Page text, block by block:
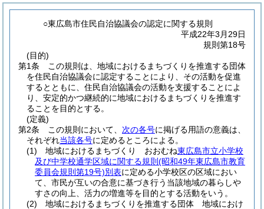
○東広島市住民自治協議会の認定に関する規則
平成22年3月29日
規則第18号
(目的)
第1条
この規則は、地域におけるまちづくりを推進する団体
を住民自治協議会に認定することにより、その活動を促進
するとともに、住民自治協議会の活動を支援することによ
り、安定的かつ継続的に地域におけるまちづくりを推進す
ることを目的とする。
(定義)
第2条
この規則において、 次の各号に掲げる用語の意義は、
それぞれ当該各号に定めるところによる。
(1)
地域におけるまちづくり おおむね東広島市立小学校
及び中学校通学区域に関する規則 (昭和49年東広島市教育
委員会規則第19号)別表に定める小学校区の区域におい
て、市民が互いの合意に基づき行う当該地域の暮らしや
すさの向上、活力の増進等を目的とする活動をいう。
(2)
地域におけるまちづくりを推進する団体 地域におけ